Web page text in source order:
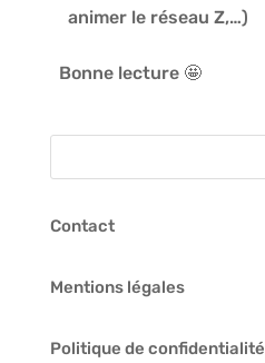
animer le réseau Z,…)
Bonne lecture 🤩
Contact
Mentions légales
Politique de confidentialité